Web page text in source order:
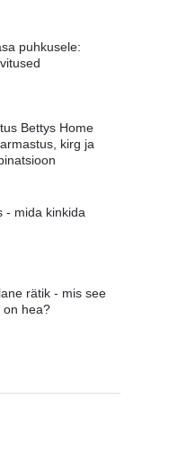
puhkusele:
Bettys Home
kirg ja
- mida kinkida
rätik - mis see
on hea?